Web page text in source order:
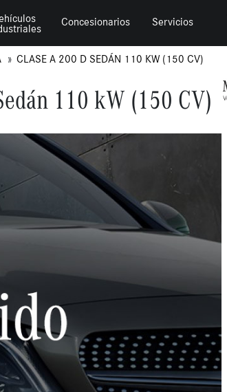
Concesionarios Servicios
CLASE A 200 D SEDÁN 110 KW (150 CV)
110 kW (150 CV)